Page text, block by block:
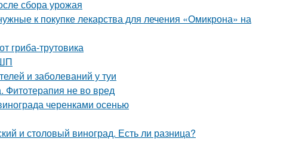
сбора урожая
к покупке лекарства для лечения «Омикрона» на
гриба-трутовика
и заболеваний у туи
Фитотерапия не во вред
черенками осенью
и столовый виноград. Есть ли разница?